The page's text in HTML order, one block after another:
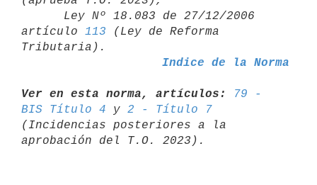
artículo 113 (Ley de Reforma
Indice de la Norma
Ver en esta norma, artículos:
79 -
BIS Título 4 y 2 - Título 7
(Incidencias posteriores a la